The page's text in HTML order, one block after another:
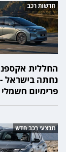
חדשות רכב
נחתה בישראל -
פרימיום חשמלי
מבצעי רכב חדש